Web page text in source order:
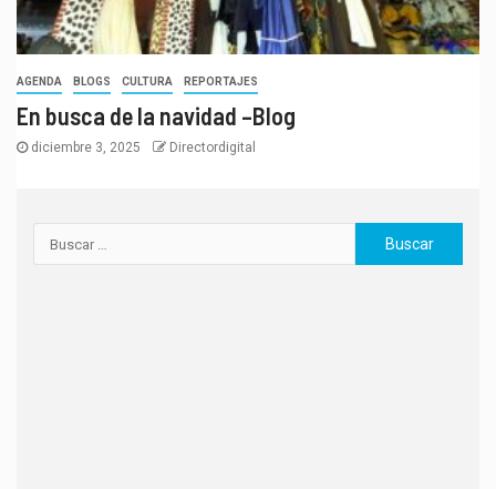
AGENDA BLOGS CULTURA REPORTAJES
En busca de la navidad –Blog
diciembre 3, 2025 Directordigital